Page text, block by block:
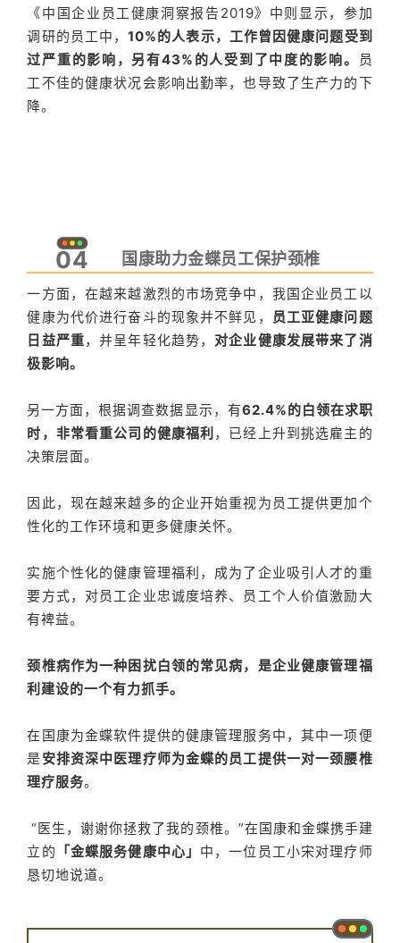
《中国企业员工健康洞察报告2019》中则显示，参加
调研的员工中，10%的人表示，工作曾因健康问题受到
过严重的影响，另有43%的人受到了中度的影响。
员
工不佳的健康状况会影响出勤率，也导致了生产力的下
降。
04 国康助力金蝶员工保护颈椎
一方面，在越来越激烈的市场竞争中，我国企业员工以
健康为代价进行奋斗的现象并不鲜见，
员工亚健康问题
日益严重，并呈年轻化趋势， 对企业健康发展带来了消
极影响。
另一方面，根据调查数据显示，有62.4%的白领在求职
时，非常看重公司的健康福利 ，已经上升到挑选雇主的
决策层面。
因此，现在越来越多的企业开始重视为员工提供更加个
性化的工作环境和更多健康关怀。
实施个性化的健康管理福利，成为了企业吸引人才的重
要方式，对员工企业忠诚度培养、员工个人价值激励大
有裨益。
颈椎病作为一种困扰白领的常见病，是企业健康管理福
利建设的一个有力抓手。
在国康为金蝶软件提供的健康管理服务中，其中一项便
是安排资深中医理疗师为金蝶的员工提供一对一颈腰椎
理疗服务。
“医生，谢谢你拯救了我的颈椎。”在国康和金蝶携手建
立的 「金蝶服务健康中心」 中，一位员工小宋对理疗师
恳切地说道。